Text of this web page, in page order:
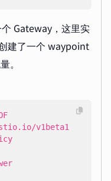
Gateway，这里实
建了一个 waypoint
。
v1beta1